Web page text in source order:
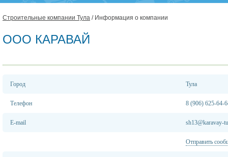
Строительные компании Тула / Информация о компании
ООО КАРАВАЙ
Город Тула
Телефон 8 (906) 625-64-
E-mail sh13@karavay-
Отправить